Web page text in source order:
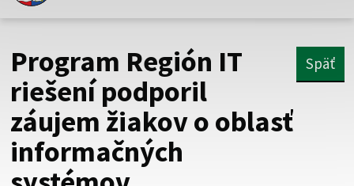
Toto je oficiálna webová stránka Prešovského
Táto stránka je zabezpečená
Buďte pozorní a vždy sa uistite, že zdieľate informácie iba
cez zabezpečenú webovú stránku. Zabezpečená stránka
vždy začína https:// pred názvom domény webového sídla.
Program Región IT
riešení podporil
záujem žiakov o oblasť
informačných
Späť